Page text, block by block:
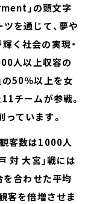
」の頭文字
ツを通じて、夢や
く社会の実現・
人以上収容の
50％以上を女
チームが参戦。
ています。
客数は1000人
対 大宮」戦には
合わせた平均
客を倍増させま